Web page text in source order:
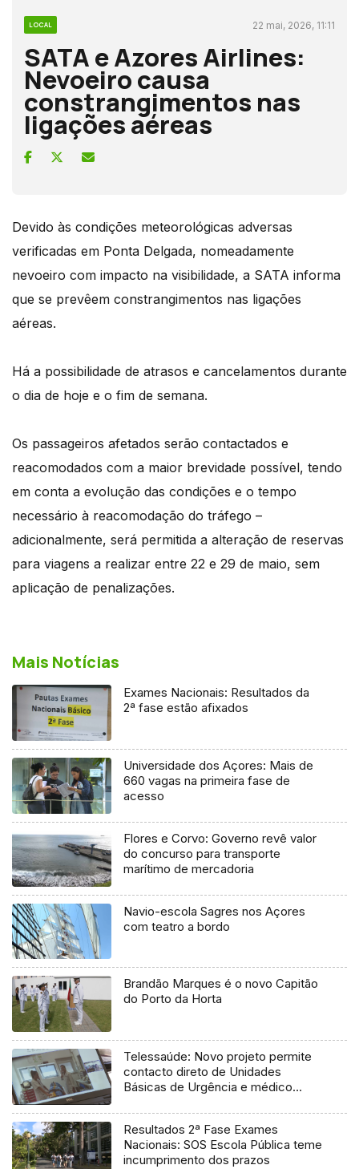
LOCAL 22 mai, 2026, 11:11
SATA e Azores Airlines:
Nevoeiro causa
constrangimentos nas
ligações aéreas
Devido às condições meteorológicas adversas
verificadas em Ponta Delgada, nomeadamente
nevoeiro com impacto na visibilidade, a SATA informa
que se prevêem constrangimentos nas ligações
aéreas.
Há a possibilidade de atrasos e cancelamentos durante
o dia de hoje e o fim de semana.
Os passageiros afetados serão contactados e
reacomodados com a maior brevidade possível, tendo
em conta a evolução das condições e o tempo
necessário à reacomodação do tráfego –
adicionalmente, será permitida a alteração de reservas
para viagens a realizar entre 22 e 29 de maio, sem
aplicação de penalizações.
Mais Notícias
Exames Nacionais: Resultados da
2ª fase estão afixados
Universidade dos Açores: Mais de
660 vagas na primeira fase de
acesso
Flores e Corvo: Governo revê valor
do concurso para transporte
marítimo de mercadoria
Navio-escola Sagres nos Açores
com teatro a bordo
Brandão Marques é o novo Capitão
do Porto da Horta
Telessaúde: Novo projeto permite
contacto direto de Unidades
Básicas de Urgência e médico
Resultados 2ª Fase Exames
Nacionais: SOS Escola Pública teme
incumprimento dos prazos